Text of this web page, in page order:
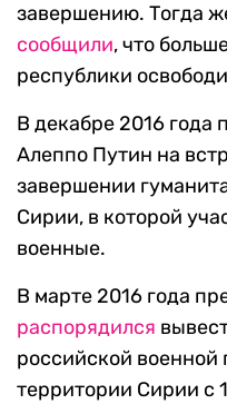
завершению. Тогда
сообщили, что
республики
В декабре 2016 года
Алеппо Путин на
завершении
Сирии, в которой
военные.
В марте 2016 года
распорядился
российской военной
территории Сирии с